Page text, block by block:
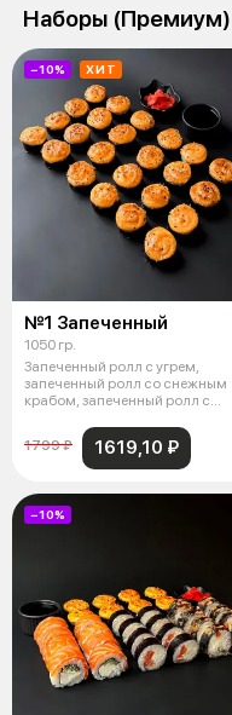
Наборы (Премиум)
−10% ХИТ
№1 Запеченный
1050 гр.
Запеченный ролл с угрем,
запеченный ролл со снежным
крабом, запеченный ролл с
1799 ₽
1619,10 ₽
−10%